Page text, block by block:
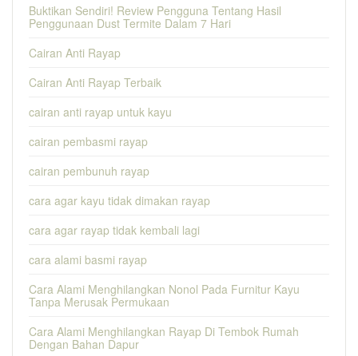
Buktikan Sendiri! Review Pengguna Tentang Hasil
Penggunaan Dust Termite Dalam 7 Hari
Cairan Anti Rayap
Cairan Anti Rayap Terbaik
cairan anti rayap untuk kayu
cairan pembasmi rayap
cairan pembunuh rayap
cara agar kayu tidak dimakan rayap
cara agar rayap tidak kembali lagi
cara alami basmi rayap
Cara Alami Menghilangkan Nonol Pada Furnitur Kayu
Tanpa Merusak Permukaan
Cara Alami Menghilangkan Rayap Di Tembok Rumah
Dengan Bahan Dapur